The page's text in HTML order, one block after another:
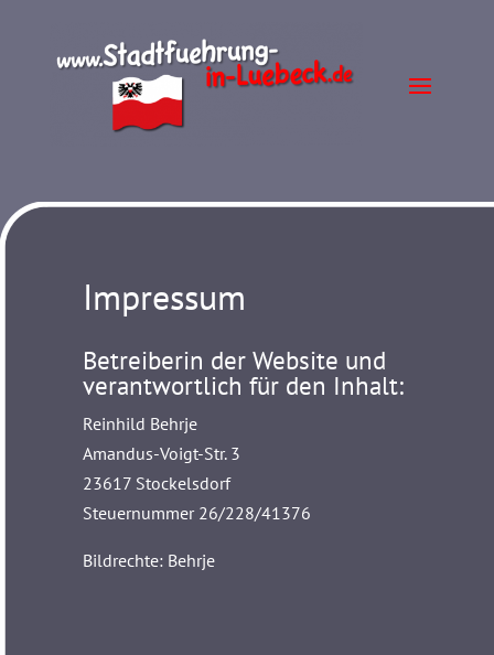
Impressum
Betreiberin der Website und
verantwortlich für den Inhalt:
Reinhild Behrje
Amandus-Voigt-Str. 3
23617 Stockelsdorf
Steuernummer 26/228/41376
Bildrechte: Behrje